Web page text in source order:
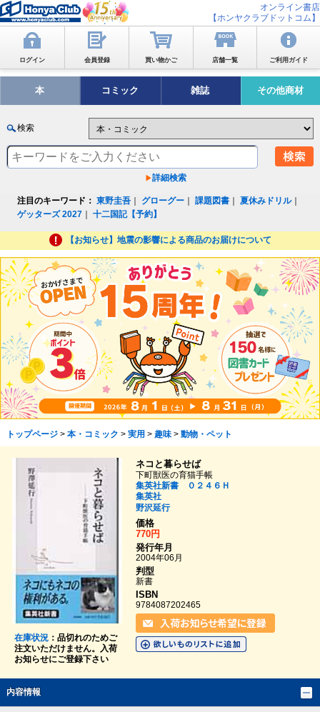
オンライン書店
【ホンヤクラブドットコム】
ログイン 会員登録 買い物かご 店舗一覧 ご利用ガイド
本 コミック 雑誌 その他商材
検索
詳細検索
注目のキーワード： 東野圭吾 グローグー ｜課題図書 ｜夏休みドリル｜
ゲッターズ 2027 ｜十二国記【予約】
【お知らせ】地震の影響による商品のお届けについて
トップページ> 本・コミック > 実用 > 趣味> 動物・ペット
在庫状況：品切れのためご
注文いただけません。入荷
お知らせにご登録下さい
ネコと暮らせば
下町獣医の育猫手帳
集英社新書 ０２４６Ｈ
集英社
野沢延行
価格
770円
発行年月
2004年06月
判型
新書
ISBN
9784087202465
内容情報